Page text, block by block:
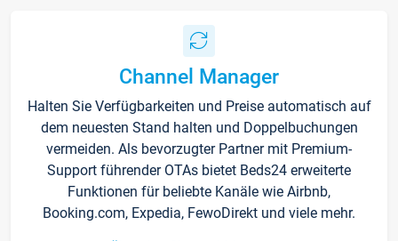
Channel Manager
Halten Sie Verfügbarkeiten und Preise automatisch auf
dem neuesten Stand halten und Doppelbuchungen
vermeiden. Als bevorzugter Partner mit Premium-
Support führender OTAs bietet Beds24 erweiterte
Funktionen für beliebte Kanäle wie Airbnb,
Booking.com, Expedia, FewoDirekt und viele mehr.